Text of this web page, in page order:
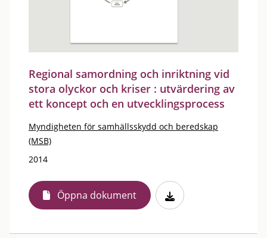
Regional samordning och inriktning vid
stora olyckor och kriser : utvärdering av
ett koncept och en utvecklingsprocess
Myndigheten för samhällsskydd och beredskap
(MSB)
2014
Öppna dokument